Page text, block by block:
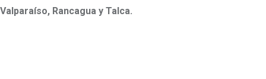
Rancagua y Talca.